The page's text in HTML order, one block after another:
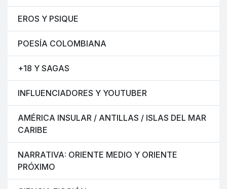
EROS Y PSIQUE
POESÍA COLOMBIANA
+18 Y SAGAS
INFLUENCIADORES Y YOUTUBER
AMÉRICA INSULAR / ANTILLAS / ISLAS DEL MAR
CARIBE
NARRATIVA: ORIENTE MEDIO Y ORIENTE
PRÓXIMO